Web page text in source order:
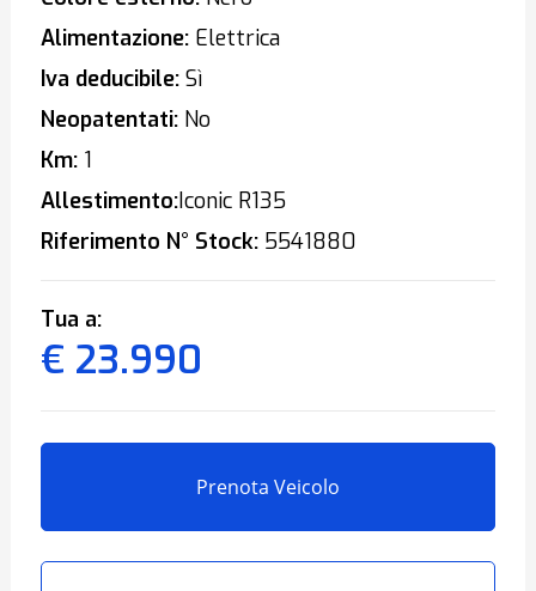
Alimentazione:Elettrica
Iva deducibile:Sì
Neopatentati:No
Km:1
Allestimento:Iconic R135
Riferimento N° Stock:5541880
Tua a:
€ 23.990
Prenota Veicolo